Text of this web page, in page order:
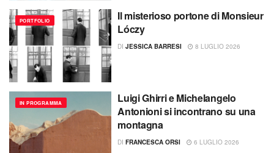
PORTFOLIO
Il misterioso portone di Monsieur
Lóczy
DI JESSICA BARRESI 8 LUGLIO 2026
IN PROGRAMMA
Luigi Ghirri e Michelangelo
Antonioni si incontrano su una
montagna
DI FRANCESCA ORSI 6 LUGLIO 2026